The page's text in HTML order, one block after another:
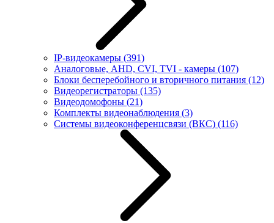
IP-видеокамеры (391)
Аналоговые, AHD, CVI, TVI - камеры (107)
Блоки бесперебойного и вторичного питания (12)
Видеорегистраторы (135)
Видеодомофоны (21)
Комплекты видеонаблюдения (3)
Системы видеоконференцсвязи (ВКС) (116)